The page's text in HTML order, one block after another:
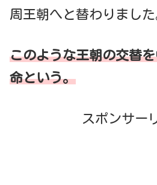
周王朝へと替わりました
このような王朝の交替
命という。
スポンサー